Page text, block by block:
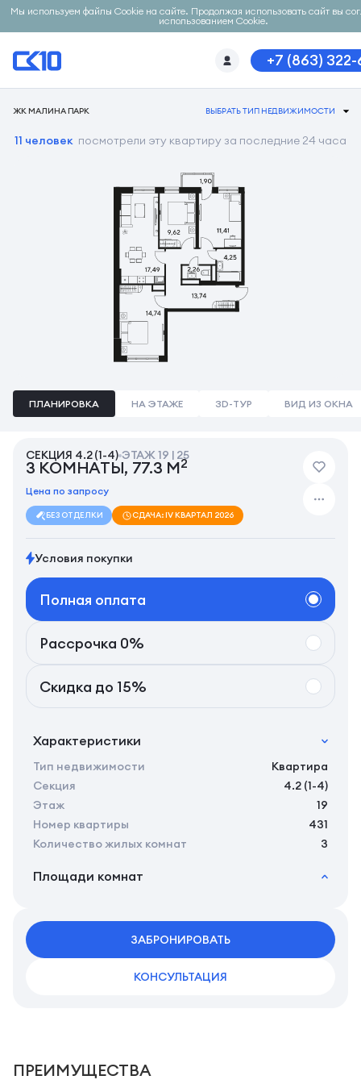
Мы используем файлы Cookie на сайте. Продолжая использовать сайт вы
использованием Cookie.
+7 (863)
ЖК МАЛИНА ПАРК ВЫБРАТЬ ТИП НЕДВИЖИМОСТИ
11 человек посмотрели эту квартиру за последние 24 часа
ПЛАНИРОВКА НА ЭТАЖЕ 3D-ТУР ВИД ИЗ ОКНА
СЕКЦИЯ 4.2 (1-4) ЭТАЖ 19 | 25
3 КОМНАТЫ, 77.3 М2
Цена по запросу
БЕЗ ОТДЕЛКИ СДАЧА: IV КВАРТАЛ 2026
Условия покупки
Полная оплата
Рассрочка 0%
Скидка до 15%
Характеристики
Тип недвижимости
Квартира
Секция
4.2 (1-4)
Этаж
19
Номер квартиры
431
Количество жилых комнат
3
Площади комнат
Жилая площадь 75.40 м
ЗАБРОНИРОВАТЬ
КОНСУЛЬТАЦИЯ
ПРЕИМУЩЕСТВА